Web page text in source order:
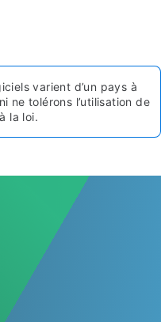
varient d’un pays à
ne tolérons l’utilisation de
la loi.